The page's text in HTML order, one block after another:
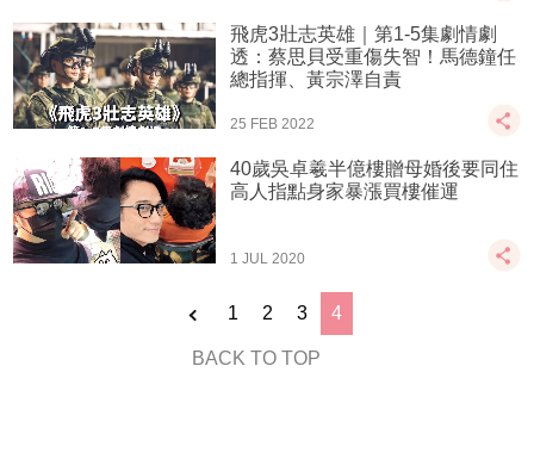
飛虎3壯志英雄｜第1-5集劇情劇
透：蔡思貝受重傷失智！馬德鐘任
總指揮、黃宗澤自責
25 FEB 2022
40歲吳卓羲半億樓贈母婚後要同住
高人指點身家暴漲買樓催運
1 JUL 2020
1 2 3 4
BACK TO TOP